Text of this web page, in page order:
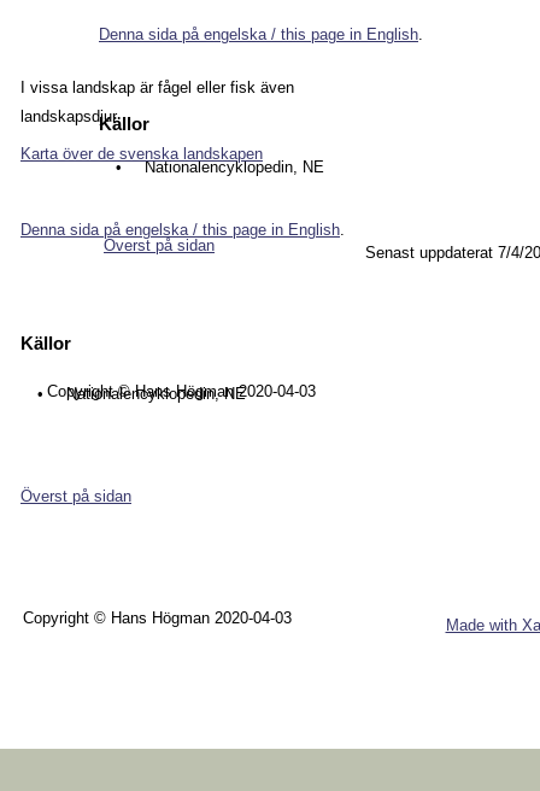
Copyright © Hans Högman 2020-04-03
Denna sida på engelska / this page in English.
Källor
• Nationalencyklopedin, NE
Överst på sidan Senast uppdaterat 7/4/
Copyright © Hans Högman 2020-04-03 Made with
I vissa landskap är fågel eller fisk även
landskapsdjur.
Karta över de svenska landskapen
Denna sida på engelska / this page in English
Källor
• Nationalencyklopedin, NE
Överst på sidan